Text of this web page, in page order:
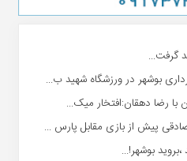
گرفت...
بوشهر در ورزشگاه شهید ب...
با رضا دهقان:افتخار میک...
پیش از بازی مقابل پارس ...
بوشهر!...